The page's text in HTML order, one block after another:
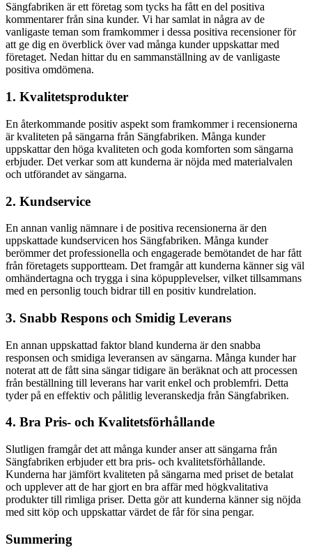
Sängfabriken är ett företag som tycks ha fått en del positiva
kommentarer från sina kunder. Vi har samlat in några av de
vanligaste teman som framkommer i dessa positiva recensioner för
att ge dig en överblick över vad många kunder uppskattar med
företaget. Nedan hittar du en sammanställning av de vanligaste
positiva omdömena.
1. Kvalitetsprodukter
En återkommande positiv aspekt som framkommer i recensionerna
är kvaliteten på sängarna från Sängfabriken. Många kunder
uppskattar den höga kvaliteten och goda komforten som sängarna
erbjuder. Det verkar som att kunderna är nöjda med materialvalen
och utförandet av sängarna.
2. Kundservice
En annan vanlig nämnare i de positiva recensionerna är den
uppskattade kundservicen hos Sängfabriken. Många kunder
berömmer det professionella och engagerade bemötandet de har fått
från företagets supportteam. Det framgår att kunderna känner sig väl
omhändertagna och trygga i sina köpupplevelser, vilket tillsammans
med en personlig touch bidrar till en positiv kundrelation.
3. Snabb Respons och Smidig Leverans
En annan uppskattad faktor bland kunderna är den snabba
responsen och smidiga leveransen av sängarna. Många kunder har
noterat att de fått sina sängar tidigare än beräknat och att processen
från beställning till leverans har varit enkel och problemfri. Detta
tyder på en effektiv och pålitlig leveranskedja från Sängfabriken.
4. Bra Pris- och Kvalitetsförhållande
Slutligen framgår det att många kunder anser att sängarna från
Sängfabriken erbjuder ett bra pris- och kvalitetsförhållande.
Kunderna har jämfört kvaliteten på sängarna med priset de betalat
och upplever att de har gjort en bra affär med högkvalitativa
produkter till rimliga priser. Detta gör att kunderna känner sig nöjda
med sitt köp och uppskattar värdet de får för sina pengar.
Summering